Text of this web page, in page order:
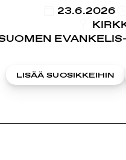
23.6.2026
KLO
LISÄÄ SUOSIKKEIHIN